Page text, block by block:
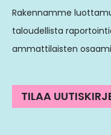
Rakennamme
taloudellista
ammattilaisten
TILAA